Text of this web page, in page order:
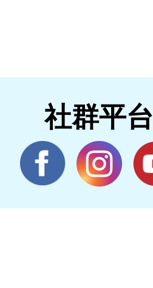
社群平台